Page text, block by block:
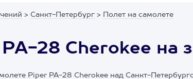
> Санкт-Петербург > Полет на самолете
28 Cherokee на
Piper PA-28 Cherokee над Санкт-